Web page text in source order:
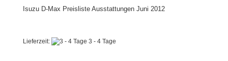
Isuzu D-Max Preisliste Ausstattungen Juni 2012
Lieferzeit: 3 - 4 Tage